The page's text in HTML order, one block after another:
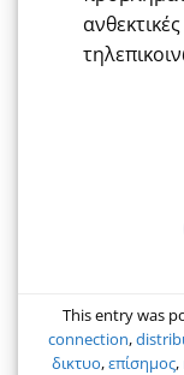
This entry was
connection,
δικτυο,επίσημος,